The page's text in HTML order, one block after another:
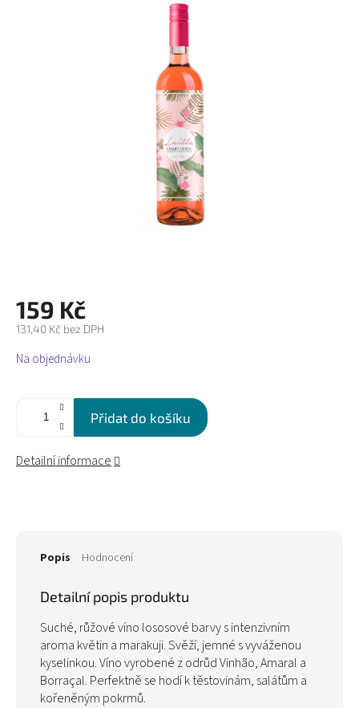
159 Kč
131,40 Kč bez DPH
Měrná
cena:
Na objednávku
Přidat do košíku
Detailní informace
Popis Hodnocení
Detailní popis produktu
Suché, růžové víno lososové barvy s intenzivním
aroma květin a marakuji. Svěží, jemné s vyváženou
kyselinkou. Víno vyrobené z odrůd Vinhão, Amaral a
Borraçal. Perfektně se hodí k těstovinám, salátům a
kořeněným pokrmů.